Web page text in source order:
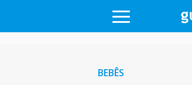
BEBÊS